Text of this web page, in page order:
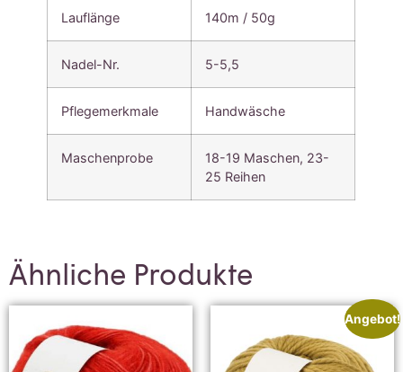
Lauflänge 140m / 50g
Nadel-Nr. 5-5,5
Pflegemerkmale Handwäsche
Maschenprobe
18-19 Maschen, 23-
25 Reihen
Ähnliche Produkte
Angebot!